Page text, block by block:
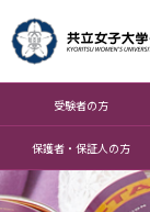
受験者の方
保護者・保証人の方